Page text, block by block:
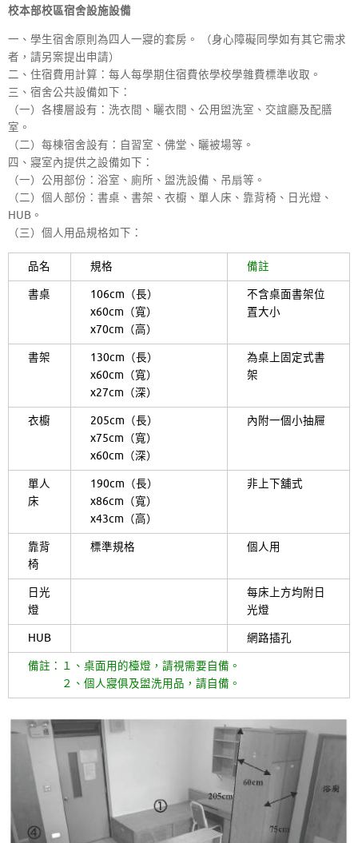
校本部校區宿舍設施設備
一、學生宿舍原則為四人一寢的套房。 （身心障礙同學如有其它需求
者，請另案提出申請）
二、住宿費用計算：每人每學期住宿費依學校學雜費標準收取。
三、宿舍公共設備如下：
（一）各樓層設有：洗衣間、曬衣間、公用盥洗室、交誼廳及配膳
室。
（二）每棟宿舍設有：自習室、佛堂、曬被場等。
四、寢室內提供之設備如下：
（一）公用部份：浴室、廁所、盥洗設備、吊扇等。
（二）個人部份：書桌、書架、衣櫥、單人床、靠背椅、日光燈、
HUB。
（三）個人用品規格如下：
品名 規格 備註
書桌
106cm（長）
x60cm（寬）
x70cm（高）
不含桌面書架位
置大小
書架
130cm（長）
x60cm（寬）
x27cm（深）
為桌上固定式書
架
衣櫥
205cm（長）
x75cm（寬）
x60cm（深）
內附一個小抽屜
單人
床
190cm（長）
x86cm（寬）
x43cm（高）
非上下舖式
靠背
椅
標準規格 個人用
日光
燈
每床上方均附日
光燈
HUB 網路插孔
備註：１、桌面用的檯燈，請視需要自備。
２、個人寢俱及盥洗用品，請自備。